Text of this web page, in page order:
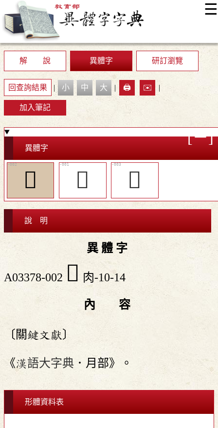
☰
最新消息
顯示模式
網站導覽
EN
解 說
異體字 研訂瀏覽
回查詢結果 | 小 中 大 | 🖨️ ✉️ |
加入筆記
異體字
󴵭 󴵬 󴵮
說 明
異 體 字
A03378-002 󴵭 肉-10-14
內 容
〔關鍵文獻〕
《漢語大字典 ．月部》。
形體資料表